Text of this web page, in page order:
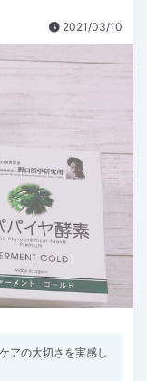
2021/03/10
アの大切さを実感し